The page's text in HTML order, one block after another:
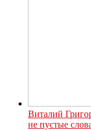
Виталий
не пустые